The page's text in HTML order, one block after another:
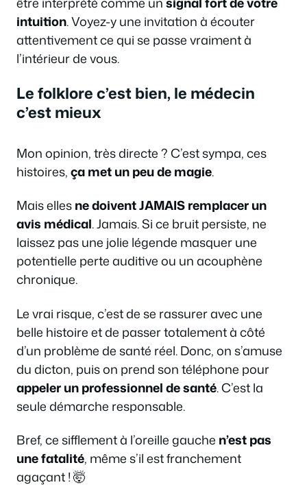
intuition. Voyez-y une invitation à écouter
attentivement ce qui se passe vraiment à
l’intérieur de vous.
Le folklore c’est bien, le médecin
c’est mieux
Mon opinion, très directe ? C’est sympa, ces
histoires,ça met un peu de magie.
Mais ellesne doivent JAMAIS remplacer un
avis médical. Jamais. Si ce bruit persiste, ne
laissez pas une jolie légende masquer une
potentielle perte auditive ou un acouphène
chronique.
Le vrai risque, c’est de se rassurer avec une
belle histoire et de passer totalement à côté
d’un problème de santé réel. Donc, on s’amuse
du dicton, puis on prend son téléphone pour
appeler un professionnel de santé. C’est la
seule démarche responsable.
Bref, ce sifflement à l’oreille gauche n’est pas
une fatalité, même s’il est franchement
agaçant ! 🤯